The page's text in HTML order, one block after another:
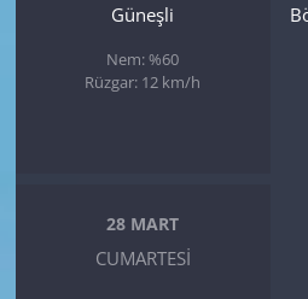
Güneşli
Nem: %60
Rüzgar: 12 km/h
28 MART
CUMARTESI